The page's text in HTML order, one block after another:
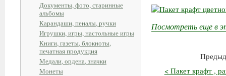
Документы, фото, старинные
альбомы
Карандаши, пеналы, ручки
Игрушки, игры, настольные игры
Книги, газеты, блокноты,
печатная продукция
Медали, ордена, значки
Монеты
Посмотреть еще в
< Пакет крафт ,